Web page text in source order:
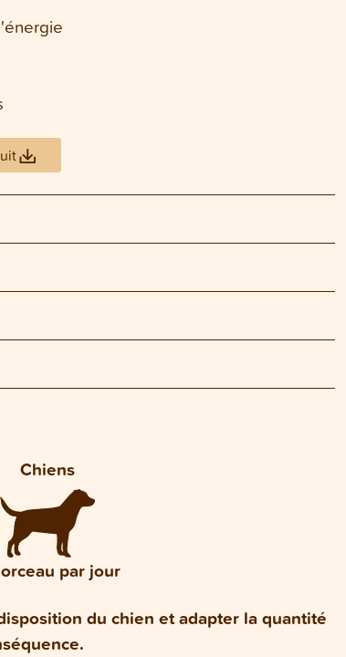
Chiens
par jour
du chien et adapter la quantité